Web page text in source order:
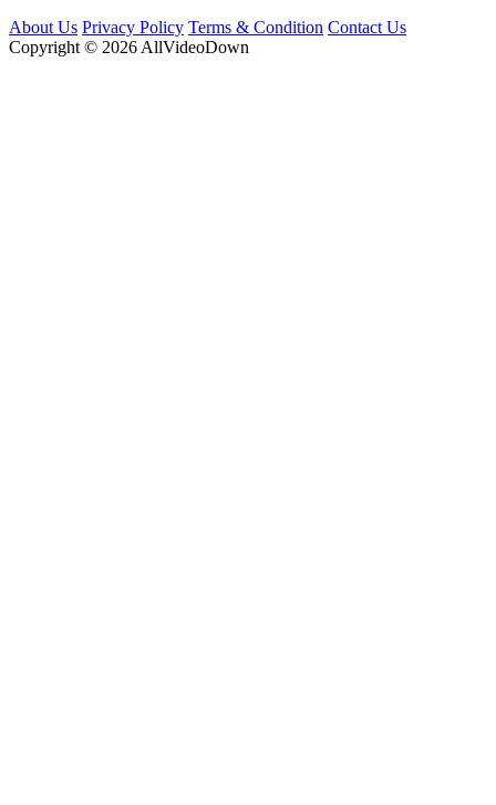
About Us Privacy Policy Terms & Condition Contact Us
Copyright © 2026 AllVideoDown